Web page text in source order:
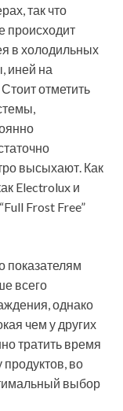
так что
происходит
в холодильных
иней на
отметить
высыхают. Как
Electrolux и
Frost Free”
показателям
всего
однако
чем у других
тратить время
во
выбор